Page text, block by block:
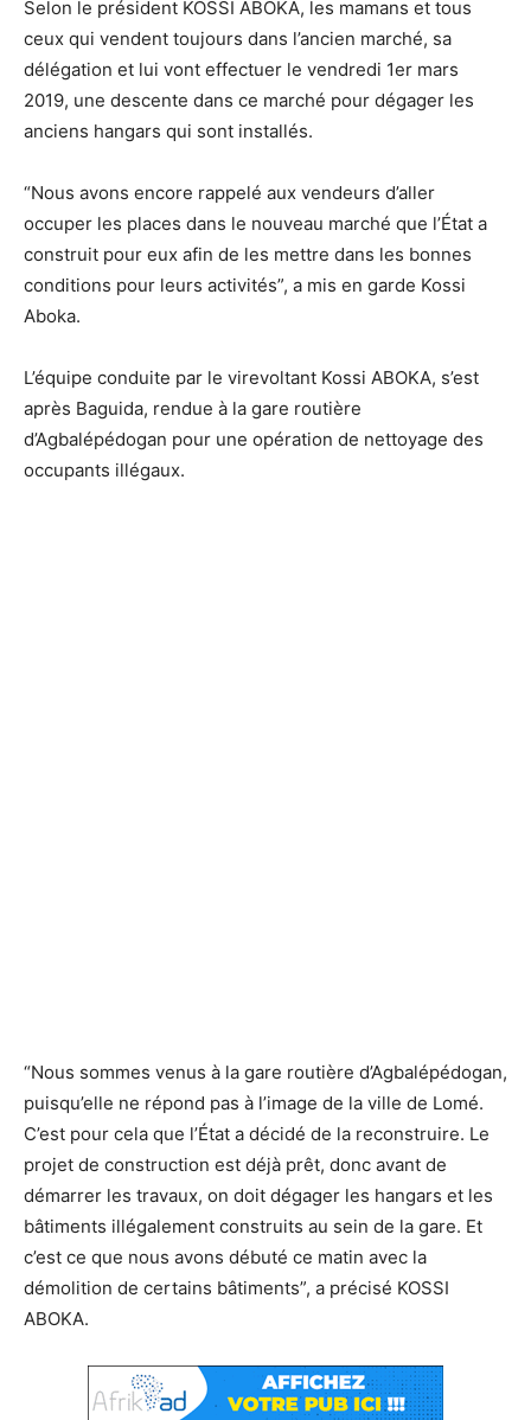
Selon le président KOSSI ABOKA, les mamans et tous
ceux qui vendent toujours dans l’ancien marché, sa
délégation et lui vont effectuer le vendredi 1er mars
2019, une descente dans ce marché pour dégager les
anciens hangars qui sont installés.
“Nous avons encore rappelé aux vendeurs d’aller
occuper les places dans le nouveau marché que l’État a
construit pour eux afin de les mettre dans les bonnes
conditions pour leurs activités”, a mis en garde Kossi
Aboka.
L’équipe conduite par le virevoltant Kossi ABOKA, s’est
après Baguida, rendue à la gare routière
d’Agbalépédogan pour une opération de nettoyage des
occupants illégaux.
“Nous sommes venus à la gare routière d’Agbalépédogan,
puisqu’elle ne répond pas à l’image de la ville de Lomé.
C’est pour cela que l’État a décidé de la reconstruire. Le
projet de construction est déjà prêt, donc avant de
démarrer les travaux, on doit dégager les hangars et les
bâtiments illégalement construits au sein de la gare. Et
c’est ce que nous avons débuté ce matin avec la
démolition de certains bâtiments”, a précisé KOSSI
ABOKA.